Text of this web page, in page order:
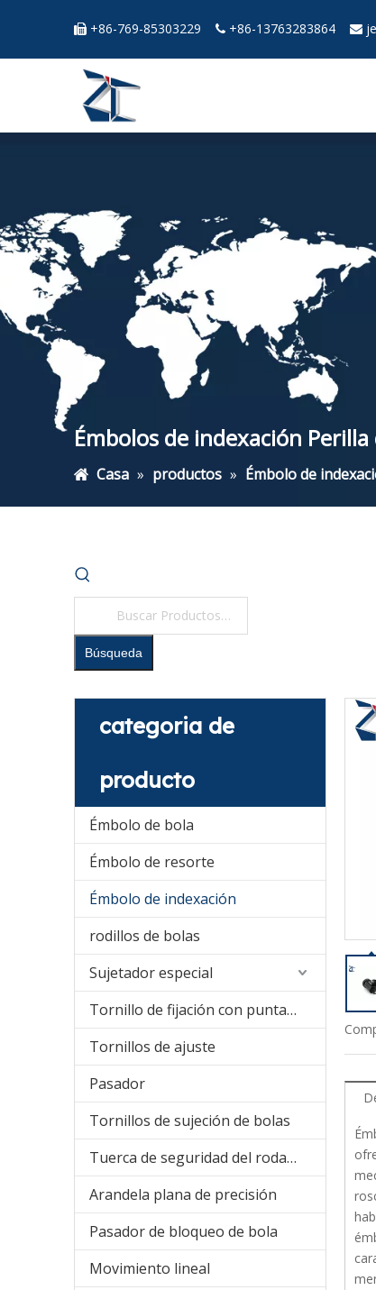
 +86-769-85303229  +86-13763283864 
Émbolos de indexación Perilla
Casa » productos » Émbolo de
Búsqueda
categoria de
producto
Émbolo de bola
Émbolo de resorte
Émbolo de indexación
rodillos de bolas
Sujetador especial
Tornillo de fijación con punta de nailon
Tornillos de ajuste
Pasador
Tornillos de sujeción de bolas
Tuerca de seguridad del rodamiento
Arandela plana de precisión
Pasador de bloqueo de bola
Movimiento lineal